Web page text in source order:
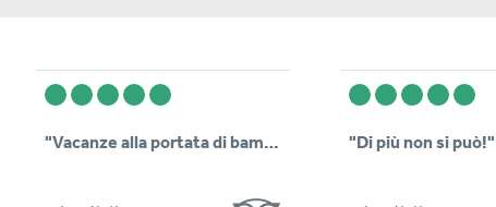
"Vacanze alla portata di bambino" "Di più non si può!"